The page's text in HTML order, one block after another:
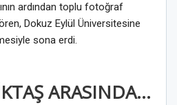
ardından toplu fotoğraf
Dokuz Eylül Üniversitesine
sona erdi.
DEÜ İLE BEŞİKTAŞ ARASINDA İŞ BİRLİĞİ VE PİLOT TAKIM PROTOKOLÜ İMZALANDI